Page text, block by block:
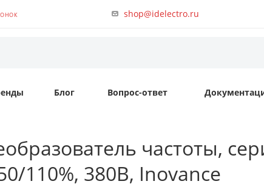
shop@idelectro.ru
Блог Вопрос-ответ
частоты,
110%, 380B, Inovance